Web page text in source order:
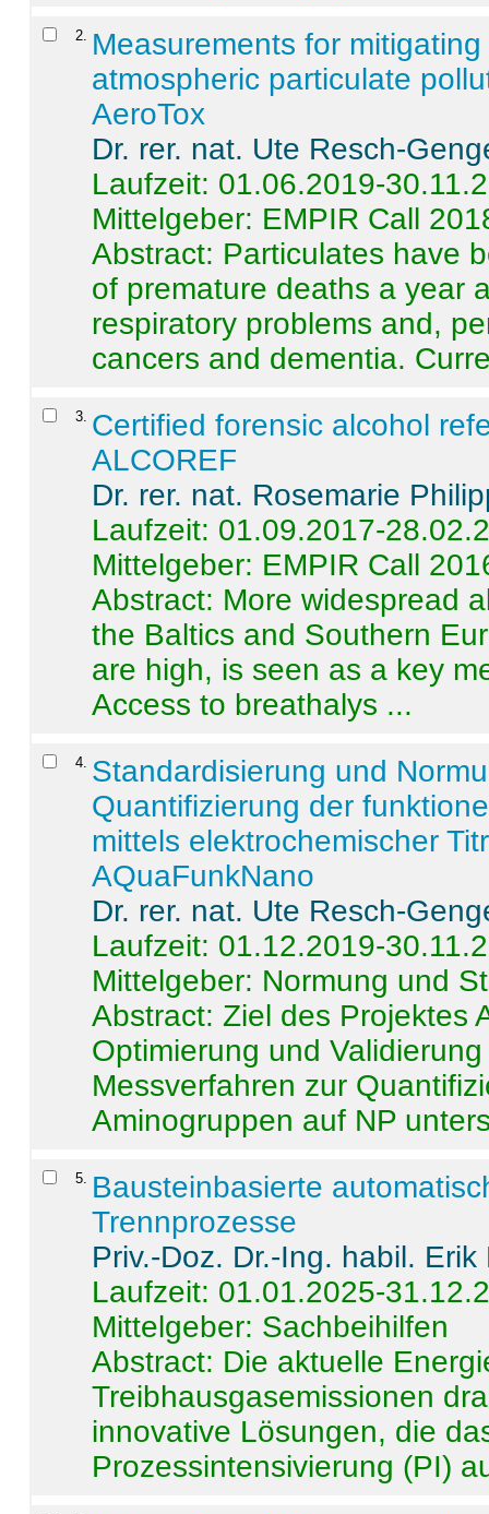
2
Measurements for
atmospheric particulate
AeroTox
Dr. rer. nat. Ute Resch-
Laufzeit: 01.06.2019-
Mittelgeber: EMPIR Call
Abstract: Particulates have
of premature deaths a year
respiratory problems and,
cancers and dementia.
3 Certified forensic alcohol
ALCOREF
Dr. rer. nat. Rosemarie
Laufzeit: 01.09.2017-
Mittelgeber: EMPIR Call
Abstract: More widespread
the Baltics and Southern
are high, is seen as a key
Access to breathalys ...
4 Standardisierung und
Quantifizierung der
mittels elektrochemischer
AQuaFunkNano
Dr. rer. nat. Ute Resch-
Laufzeit: 01.12.2019-
Mittelgeber: Normung und
Abstract:Ziel des Projektes
Optimierung und
Messverfahren zur
Aminogruppen auf NP
5
Bausteinbasierte
Trennprozesse
Priv.-Doz. Dr.-Ing. habil. Erik
Laufzeit: 01.01.2025-
Mittelgeber: Sachbeihilfen
Abstract: Die aktuelle
Treibhausgasemissionen
innovative Lösungen, die
Prozessintensivierung (PI)